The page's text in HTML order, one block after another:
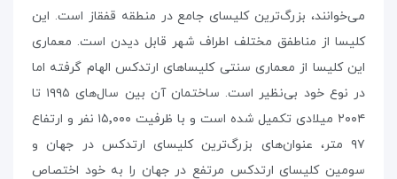
می‌خوانند، بزرگ‌ترین کلیسای جامع در منطقه‌ قفقاز است. این
کلیسا از مناطفق مختلف اطراف شهر قابل دیدن است. معماری
این کلیسا از معماری سنتی کلیساهای ارتدکس الهام گرفته اما
در نوع خود بی‌نظیر است. ساختمان آن بین سال‌های ۱۹۹۵ تا
۲۰۰۴ میلادی تکمیل شده است و با ظرفیت ۱۵٬۰۰۰ نفر و ارتفاع
۹۷ متر، عنوان‌های بزرگ‌ترین کلیسای ارتدکس در جهان و
سومین کلیسای ارتدکس مرتفع در جهان را به خود اختصاص